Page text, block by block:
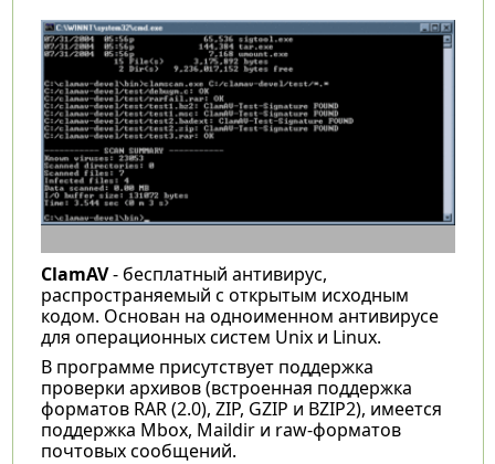
ClamAV- бесплатный антивирус,
распространяемый с открытым исходным
кодом. Основан на одноименном антивирусе
для операционных систем Unix и Linux.
В программе присутствует поддержка
проверки архивов (встроенная поддержка
форматов RAR (2.0), ZIP, GZIP и BZIP2), имеется
поддержка Mbox, Maildir и raw-форматов
почтовых сообщений.